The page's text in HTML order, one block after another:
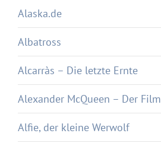
Alaska.de
Albatross
Alcarràs – Die letzte Ernte
Alexander McQueen – Der Film
Alfie, der kleine Werwolf